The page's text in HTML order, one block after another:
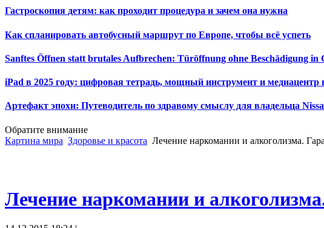
Гастроскопия детям: как проходит процедура и зачем она нужна
Как спланировать автобусный маршрут по Европе, чтобы всё успеть
Sanftes Öffnen statt brutales Aufbrechen: Türöffnung ohne Beschädigung in
iPad в 2025 году: цифровая тетрадь, мощный инструмент и медиацентр
Артефакт эпохи: Путеводитель по здравому смыслу для владельца
Обратите внимание
Картина мира Здоровье и красота Лечение наркомании и алкоголизма.
Лечение наркомании и